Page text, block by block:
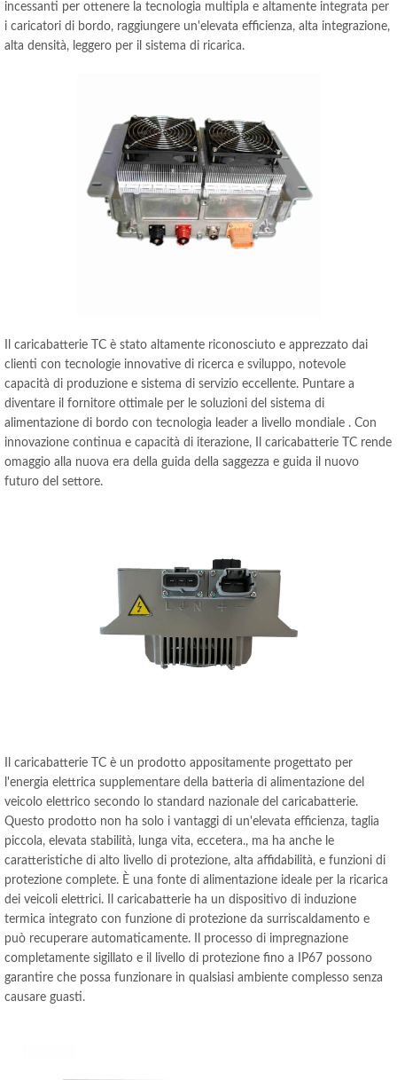
incessanti per ottenere la tecnologia multipla e altamente integrata per
i caricatori di bordo, raggiungere un'elevata efficienza, alta integrazione,
alta densità, leggero per il sistema di ricarica.
Il caricabatterie TC è stato altamente riconosciuto e apprezzato dai
clienti con tecnologie innovative di ricerca e sviluppo, notevole
capacità di produzione e sistema di servizio eccellente. Puntare a
diventare il fornitore ottimale per le soluzioni del sistema di
alimentazione di bordo con tecnologia leader a livello mondiale . Con
innovazione continua e capacità di iterazione, Il caricabatterie TC rende
omaggio alla nuova era della guida della saggezza e guida il nuovo
futuro del settore.
Il caricabatterie TC è un prodotto appositamente progettato per
l'energia elettrica supplementare della batteria di alimentazione del
veicolo elettrico secondo lo standard nazionale del caricabatterie.
Questo prodotto non ha solo i vantaggi di un'elevata efficienza, taglia
piccola, elevata stabilità, lunga vita, eccetera., ma ha anche le
caratteristiche di alto livello di protezione, alta affidabilità, e funzioni di
protezione complete. È una fonte di alimentazione ideale per la ricarica
dei veicoli elettrici. Il caricabatterie ha un dispositivo di induzione
termica integrato con funzione di protezione da surriscaldamento e
può recuperare automaticamente. Il processo di impregnazione
completamente sigillato e il livello di protezione fino a IP67 possono
garantire che possa funzionare in qualsiasi ambiente complesso senza
causare guasti.